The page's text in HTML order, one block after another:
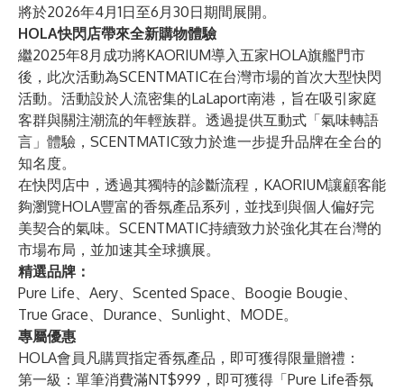
將於2026年4月1日至6月30日期間展開。
HOLA快閃店帶來全新購物體驗
繼2025年8月成功將KAORIUM導入五家HOLA旗艦門市
後，此次活動為SCENTMATIC在台灣市場的首次大型快閃
活動。活動設於人流密集的LaLaport南港，旨在吸引家庭
客群與關注潮流的年輕族群。透過提供互動式「氣味轉語
言」體驗，SCENTMATIC致力於進一步提升品牌在全台的
知名度。
在快閃店中，透過其獨特的診斷流程，KAORIUM讓顧客能
夠瀏覽HOLA豐富的香氛產品系列，並找到與個人偏好完
美契合的氣味。SCENTMATIC持續致力於強化其在台灣的
市場布局，並加速其全球擴展。
精選品牌：
Pure Life、Aery、Scented Space、Boogie Bougie、
True Grace、Durance、Sunlight、MODE。
專屬優惠
HOLA會員凡購買指定香氛產品，即可獲得限量贈禮：
第一級：單筆消費滿NT$999，即可獲得「Pure Life香氛